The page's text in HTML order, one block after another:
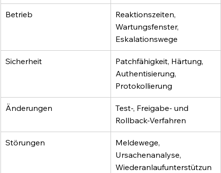
Betrieb
Reaktionszeiten,
Wartungsfenster,
Eskalationswege
Sicherheit
Patchfähigkeit, Härtung,
Authentisierung,
Protokollierung
Änderungen
Test-, Freigabe- und
Rollback-Verfahren
Störungen
Meldewege,
Ursachenanalyse,
Wiederanlaufunterstützun